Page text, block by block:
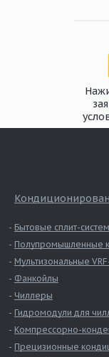
Бытовые сплит-
Полупромышленные
Мультизональные
Фанкойлы
Чиллеры
Гидромодули для
Компрессорно-
Прецизионные